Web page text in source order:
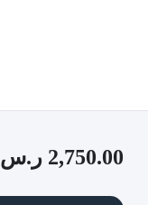
2,750.00 ر.س